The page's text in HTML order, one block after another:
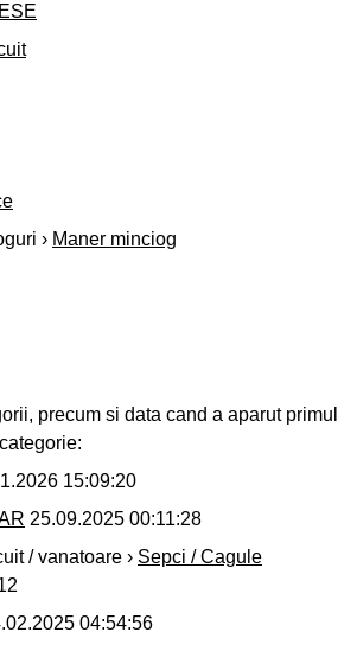
› Maner minciog
precum si data cand a aparut primul
15:09:20
25.09.2025 00:11:28
/ vanatoare › Sepci / Cagule
04:54:56